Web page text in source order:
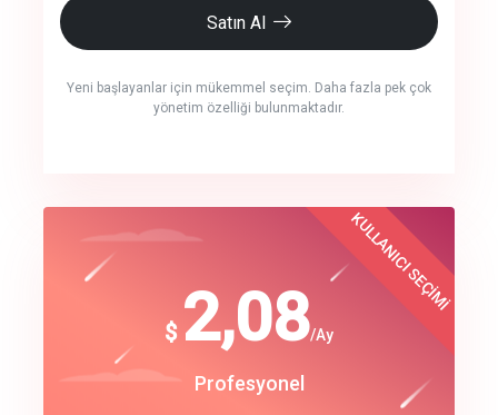
Satın Al
Yeni başlayanlar için mükemmel seçim. Daha fazla pek çok
yönetim özelliği bulunmaktadır.
crm auto cync
track energy costs
$ 2,08/Ay
Profesyonel
KULLANICI SEÇİMİ
$
180
Start Up
Best Choice